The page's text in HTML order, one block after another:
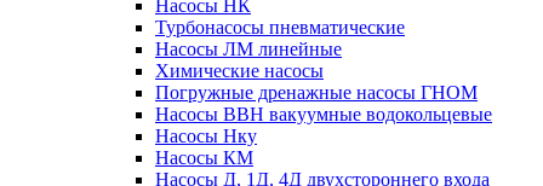
Насосы НК
Турбонасосы пневматические
Насосы ЛМ линейные
Химические насосы
Погружные дренажные насосы ГНОМ
Насосы ВВН вакуумные водокольцевые
Насосы Нку
Насосы КМ
Насосы Д, 1Д, 4Д двухстороннего входа